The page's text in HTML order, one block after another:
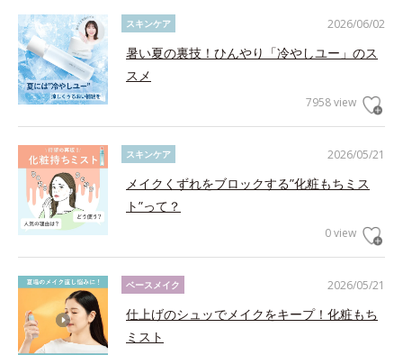
2026/06/02
スキンケア
暑い夏の裏技！ひんやり「冷やしユー」のス
スメ
7958 view
2026/05/21
スキンケア
メイクくずれをブロックする”化粧もちミス
ト”って？
0 view
2026/05/21
ベースメイク
仕上げのシュッでメイクをキープ！化粧もち
ミスト